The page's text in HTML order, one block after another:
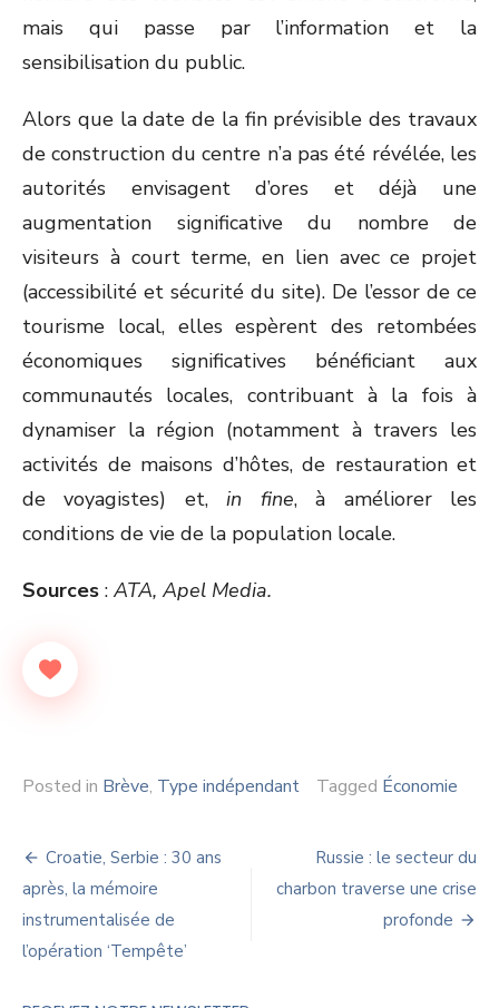
mais qui passe par l’information et la
sensibilisation du public.
Alors que la date de la fin prévisible des travaux
de construction du centre n’a pas été révélée, les
autorités envisagent d’ores et déjà une
augmentation significative du nombre de
visiteurs à court terme, en lien avec ce projet
(accessibilité et sécurité du site). De l’essor de ce
tourisme local, elles espèrent des retombées
économiques significatives bénéficiant aux
communautés locales, contribuant à la fois à
dynamiser la région (notamment à travers les
activités de maisons d’hôtes, de restauration et
de voyagistes) et,in fine, à améliorer les
conditions de vie de la population locale.
Sources : ATA, Apel Media.
Posted in Brève, Type indépendant Tagged Économie
Navigation
de
l’article
Croatie, Serbie : 30 ans
après, la mémoire
instrumentalisée de
l’opération ‘Tempête’
Russie : le secteur du
charbon traverse une crise
profonde